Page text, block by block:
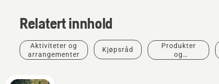
Relatert innhold
Aktiviteter og
arrangementer
Kjøpsråd
Produkter
og